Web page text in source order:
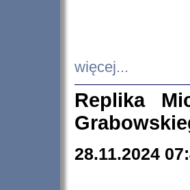
więcej...
Replika
28.11.2024